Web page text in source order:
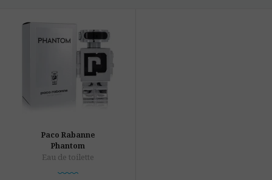
Paco Rabanne
Phantom
Eau de toilette